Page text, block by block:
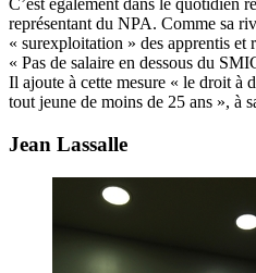
C’est également dans le quotidien
représentant du NPA. Comme sa
« surexploitation » des apprentis et
« Pas de salaire en dessous du
Il ajoute à cette mesure « le droit à
tout jeune de moins de 25 ans », à
Jean Lassalle